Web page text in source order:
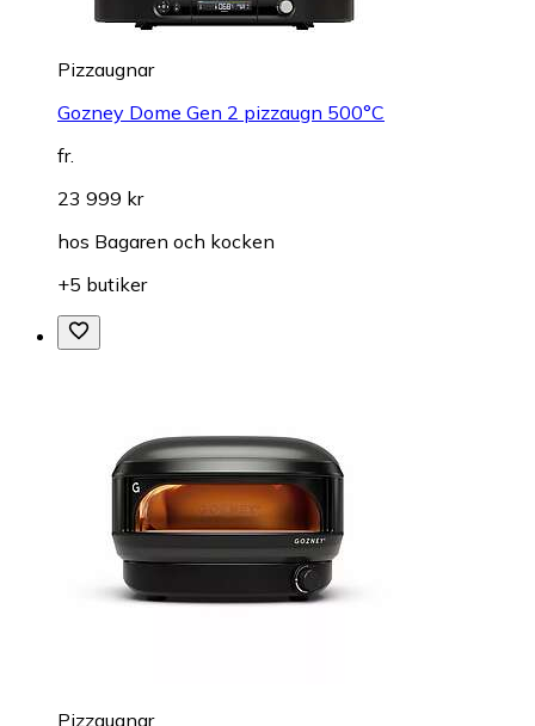
Pizzaugnar
Gozney Dome Gen 2 pizzaugn 500°C
fr.
23 999 kr
hos Bagaren och kocken
+5 butiker
Pizzaugnar